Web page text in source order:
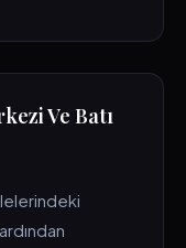
Ve Batı